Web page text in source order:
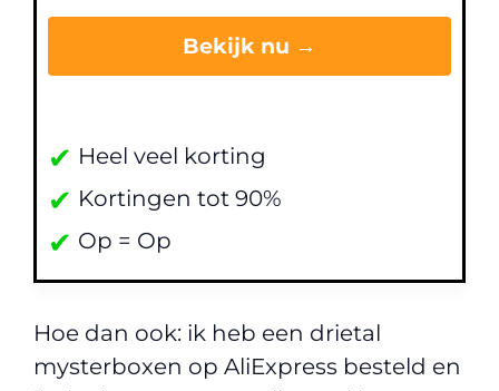
Bekijk nu →
✔ Heel veel korting
✔ Kortingen tot 90%
✔ Op = Op
Hoe dan ook: ik heb een drietal
mysterboxen op AliExpress besteld en